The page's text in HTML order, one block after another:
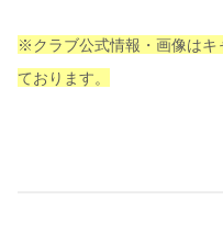
※クラブ公式情報・画像はキ
ております。